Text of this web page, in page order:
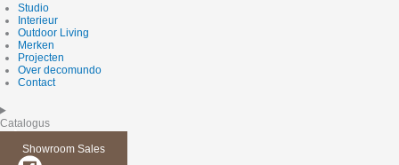
Studio
Interieur
Outdoor Living
Merken
Projecten
Over decomundo
Contact
Catalogus
Showroom Sales